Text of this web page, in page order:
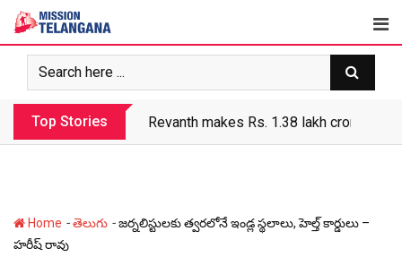
Skip
content
Top Stories Revanth makes Rs. 1.38 lakh crore debt
Home -తెలుగు -జర్నలిస్టులకు త్వరలోనే ఇండ్ల స్థలాలు, హెల్త్ కార్డులు –
హరీష్ రావు